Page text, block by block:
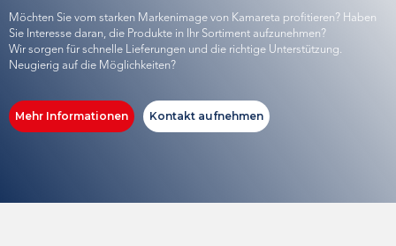
Möchten Sie vom starken Markenimage von Kamareta profitieren? Haben
Sie Interesse daran, die Produkte in Ihr Sortiment aufzunehmen?
Wir sorgen für schnelle Lieferungen und die richtige Unterstützung.
Neugierig auf die Möglichkeiten?
Mehr Informationen Kontakt aufnehmen